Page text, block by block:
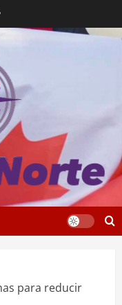
para reducir